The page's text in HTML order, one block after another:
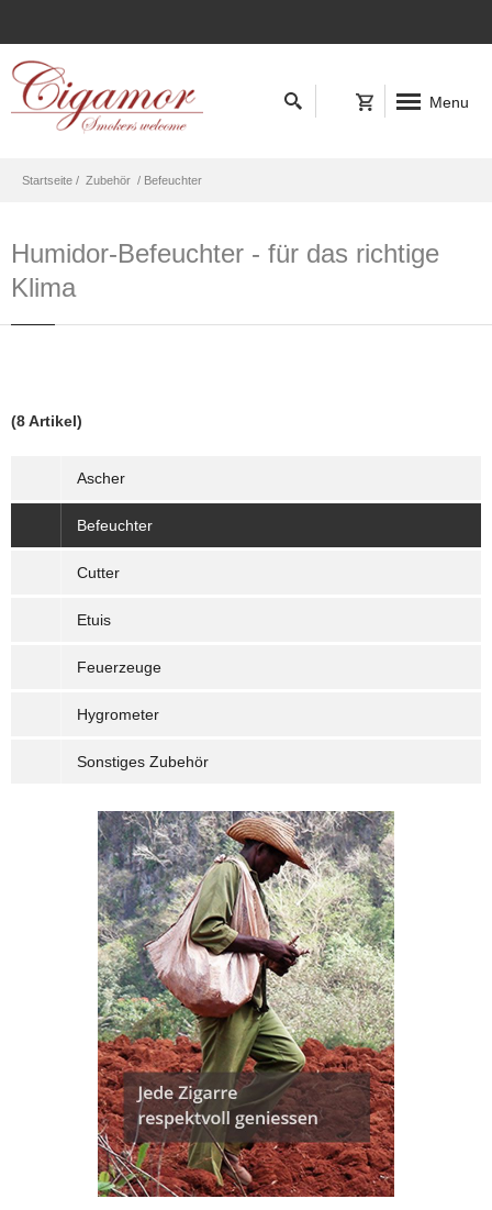
Menu
Startseite / Zubehör / Befeuchter
Humidor-Befeuchter - für das richtige
Klima
(8 Artikel)
Ascher
Befeuchter
Cutter
Etuis
Feuerzeuge
Hygrometer
Sonstiges Zubehör